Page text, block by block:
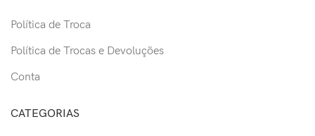
Política de Troca
Política de Trocas e Devoluções
Conta
CATEGORIAS